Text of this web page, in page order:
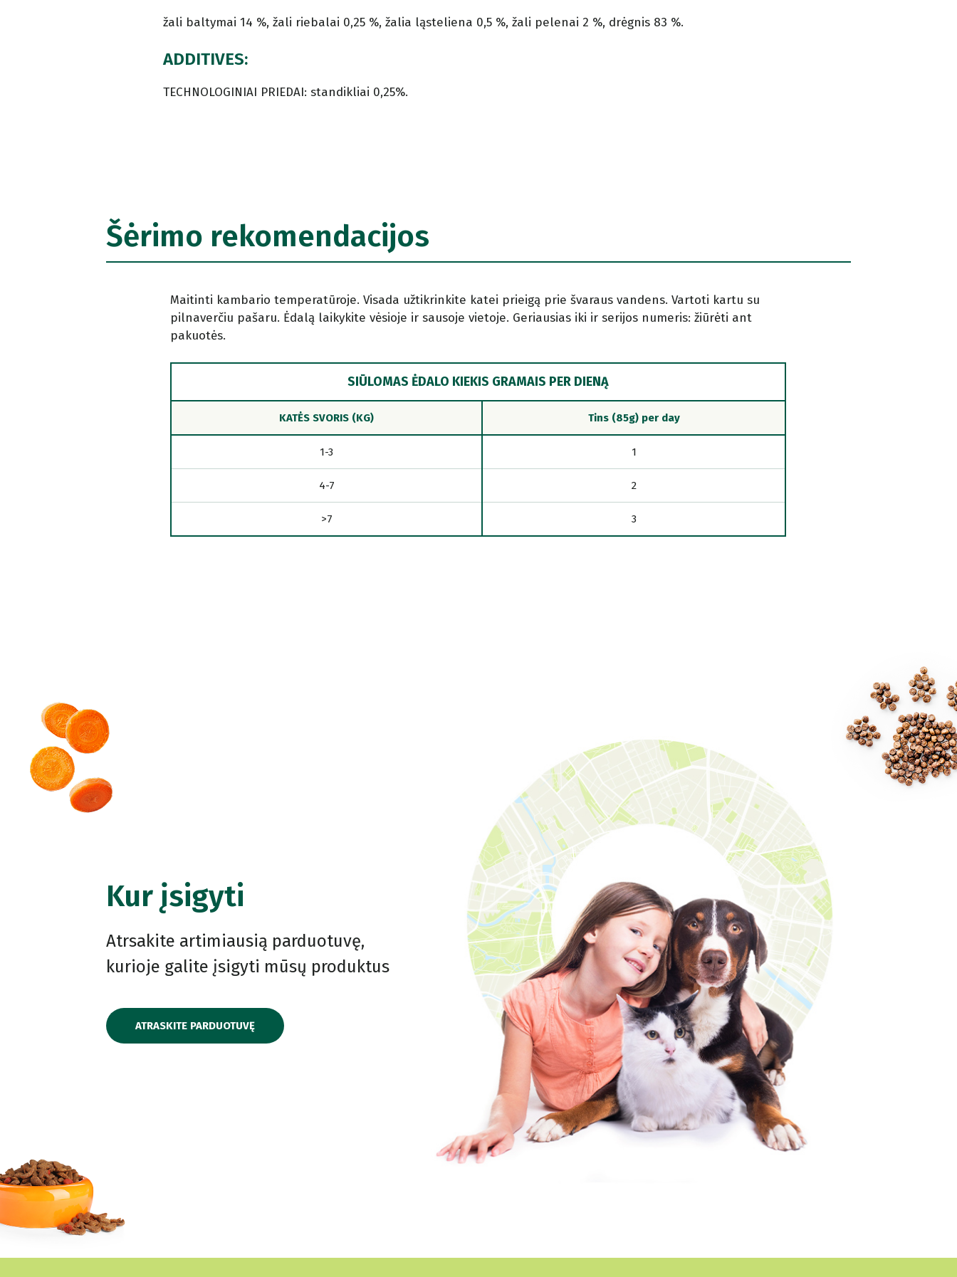
žali baltymai 14 %, žali riebalai 0,25 %, žalia ląsteliena 0,5 %, žali pelenai 2 %, drėgnis 83 %.
ADDITIVES:
TECHNOLOGINIAI PRIEDAI: standikliai 0,25%.
Šėrimo rekomendacijos
Maitinti kambario temperatūroje. Visada užtikrinkite katei prieigą prie švaraus vandens. Vartoti kartu su
pilnaverčiu pašaru. Ėdalą laikykite vėsioje ir sausoje vietoje. Geriausias iki ir serijos numeris: žiūrėti ant
pakuotės.
SIŪLOMAS ĖDALO KIEKIS GRAMAIS PER DIENĄ
KATĖS SVORIS (KG) Tins (85g) per day
1-3 1
4-7 2
>7 3
Kur įsigyti
Atrsakite artimiausią parduotuvę,
kurioje galite įsigyti mūsų produktus
ATRASKITE PARDUOTUVĘ